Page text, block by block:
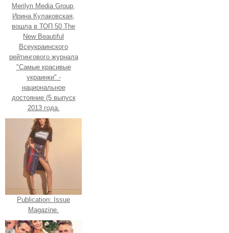
Merilyn Media Group,
Ирина Кулаковская,
вошла в ТОП 50 The
New Beautiful
Всеукраинского
рейтингового журнала
"Самые красивые
украинки" -
национальное
достояние (5 выпуск
2013 года.
Publication: Issue
Magazine.